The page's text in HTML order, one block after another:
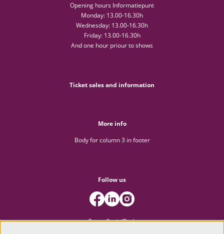
Opening hours Informatiepunt
Monday: 13.00-16.30h
Wednesday: 13.00-16.30h
Friday: 13.00-16.30h
And one hour priour to shows
Ticket sales and information
More info
Body for column 3 in footer
Follow us
FooterSocialBody